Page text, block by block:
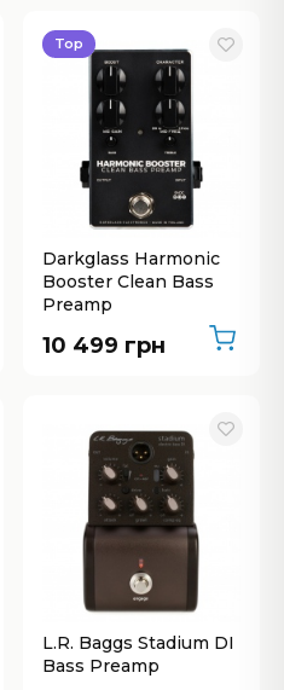
Top
Darkglass Harmonic
Booster Clean Bass
Preamp
10 499 грн
L.R. Baggs Stadium DI
Bass Preamp